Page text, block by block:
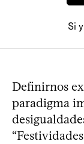
Si
Definirnos
paradigma